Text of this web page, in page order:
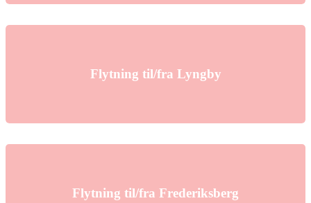
Flytning til/fra Lyngby
Flytning til/fra Frederiksberg